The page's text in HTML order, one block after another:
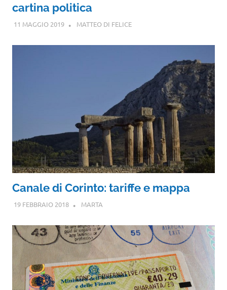
cartina politica
11 MAGGIO 2019 MATTEO DI FELICE
Canale di Corinto: tariffe e mappa
19 FEBBRAIO 2018 MARTA